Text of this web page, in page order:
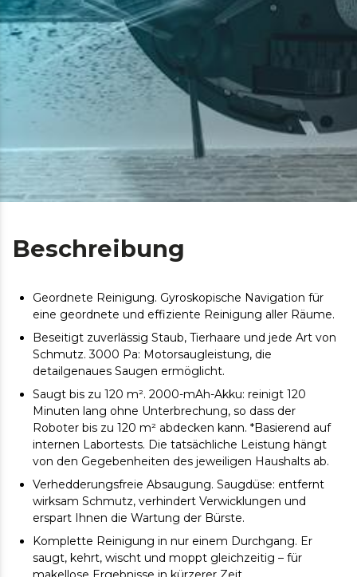
Beschreibung
Geordnete Reinigung. Gyroskopische Navigation für
eine geordnete und effiziente Reinigung aller Räume.
Beseitigt zuverlässig Staub, Tierhaare und jede Art von
Schmutz. 3000 Pa: Motorsaugleistung, die
detailgenaues Saugen ermöglicht.
Saugt bis zu 120 m². 2000-mAh-Akku: reinigt 120
Minuten lang ohne Unterbrechung, so dass der
Roboter bis zu 120 m² abdecken kann. *Basierend auf
internen Labortests. Die tatsächliche Leistung hängt
von den Gegebenheiten des jeweiligen Haushalts ab.
Verhedderungsfreie Absaugung. Saugdüse: entfernt
wirksam Schmutz, verhindert Verwicklungen und
erspart Ihnen die Wartung der Bürste.
Komplette Reinigung in nur einem Durchgang. Er
saugt, kehrt, wischt und moppt gleichzeitig – für